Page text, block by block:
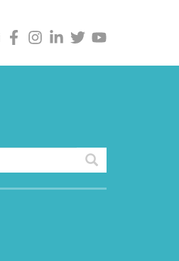
Pesquisar